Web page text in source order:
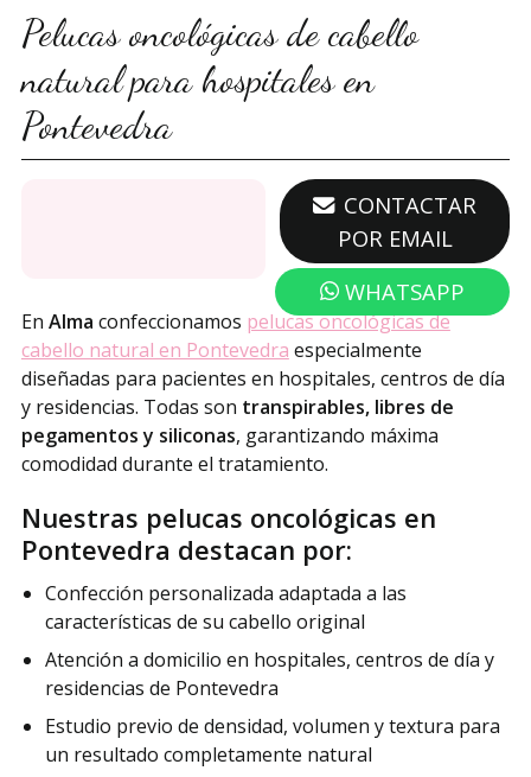
Pelucas oncológicas de cabello
natural para hospitales en
Pontevedra
671 362 086
CONTACTAR
POR EMAIL
WHATSAPP
En Alma confeccionamos pelucas oncológicas de
cabello natural en Pontevedra especialmente
diseñadas para pacientes en hospitales, centros de día
y residencias. Todas son transpirables, libres de
pegamentos y siliconas, garantizando máxima
comodidad durante el tratamiento.
Nuestras pelucas oncológicas en
Pontevedra destacan por:
Confección personalizada adaptada a las
características de su cabello original
Atención a domicilio en hospitales, centros de día y
residencias de Pontevedra
Estudio previo de densidad, volumen y textura para
un resultado completamente natural